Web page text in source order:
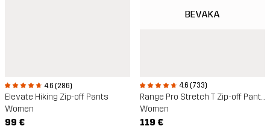
4.6 (286)
Elevate Hiking Zip-off Pants
Women
99 €
BEVAKA
4.6 (733)
Range Pro Stretch T Zip-off Pants
Women
119 €